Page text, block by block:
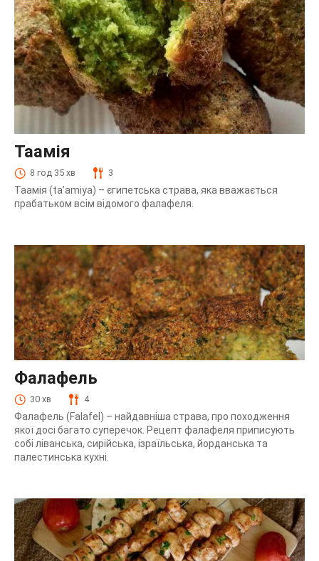
Таамія
8 год 35 хв 3
Таамія (ta’amiya) – єгипетська страва, яка вважається
прабатьком всім відомого фалафеля.
Фалафель
30 хв 4
Фалафель (Falafel) – найдавніша страва, про походження
якої досі багато суперечок. Рецепт фалафеля приписують
собі ліванська, сирійська, ізраїльська, йорданська та
палестинська кухні.